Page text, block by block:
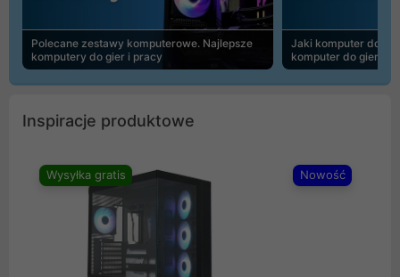
Polecane zestawy komputerowe. Najlepsze
komputery do gier i pracy
Jaki komputer do
komputer do gier |
Inspiracje produktowe
Wysyłka gratis Nowość